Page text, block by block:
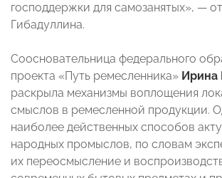
господдержки для самозанятых», —
Гибадуллина.
Соосновательница федерального
проекта «Путь ремесленника» Ирина
раскрыла механизмы воплощения
смыслов в ремесленной продукции.
наиболее действенных способов
народных промыслов, по словам
их переосмысление и